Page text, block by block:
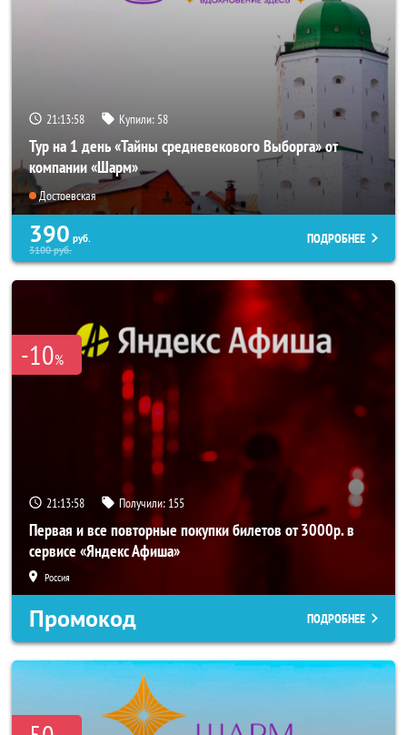
21:13:57 Купили: 58
Тур на 1 день «Тайны средневекового Выборга» от
компании «Шарм»
Достоевская
390 руб.
3100руб.
ПОДРОБНЕЕ
-10%
21:13:57 Получили: 155
Первая и все повторные покупки билетов от 3000р. в
сервисе «Яндекс Афиша»
Россия
Промокод ПОДРОБНЕЕ